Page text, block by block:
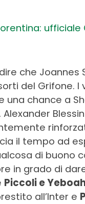
che
del Grifone.
una chance a
il tempo ad
di buono
in grado di
Piccoli e
all’Inter e